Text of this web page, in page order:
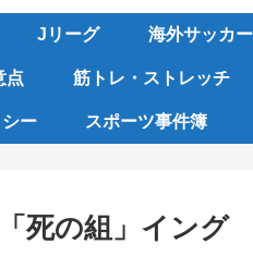
Jリーグ 海外サッカー
点 筋トレ・ストレッチ
ー スポーツ事件簿
死の組」イング